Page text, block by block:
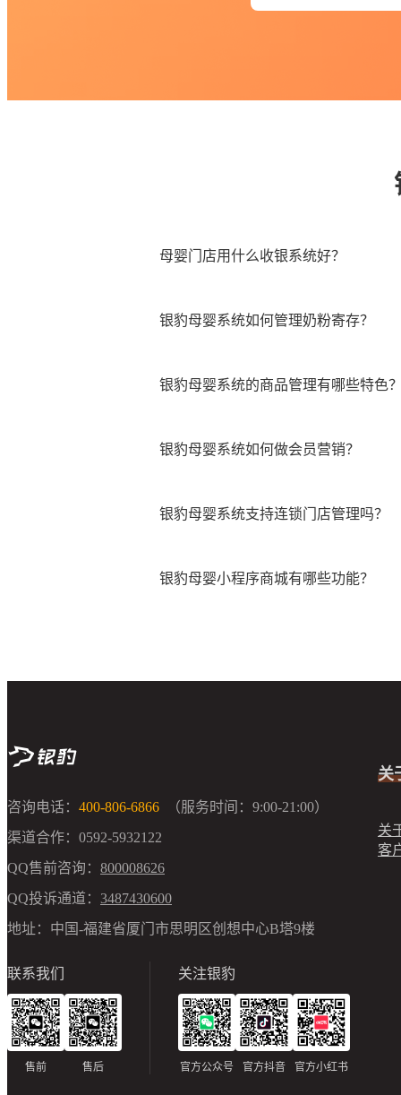
母婴门店用什么收银系统好？
银豹母婴系统如何管理奶粉寄存？
银豹母婴系统的商品管理有哪些特色
银豹母婴系统如何做会员营销？
银豹母婴系统支持连锁门店管理吗？
银豹母婴小程序商城有哪些功能？
咨询电话： 400-806-6866
（服务时间：9:00-21:00）
渠道合作： 0592-5932122
QQ售前咨询： 800008626
QQ投诉通道： 3487430600
地址： 中国-福建省厦门市思明区创想中心B塔9楼
联系我们
售前 售后
关注银豹
官方公众号 官方抖音 官方小红书
关
关
客